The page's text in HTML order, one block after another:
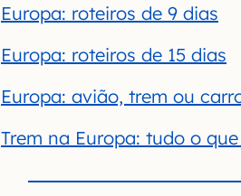
Europa: roteiros de 9 dias
Europa: roteiros de 15 dias
Europa: avião, trem ou
Trem na Europa: tudo o